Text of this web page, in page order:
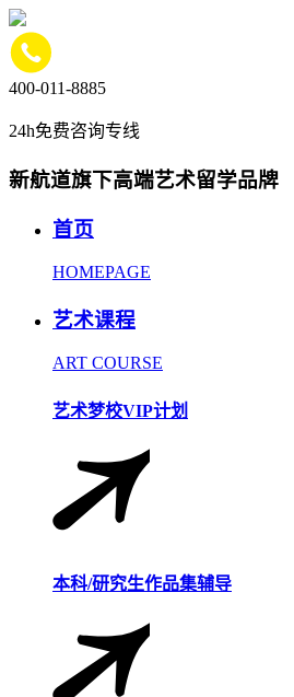
400-011-8885
24h免费咨询专线
新航道旗下高端艺术留学品牌
首页
HOMEPAGE
艺术课程
ART COURSE
艺术梦校VIP计划
本科/研究生作品集辅导